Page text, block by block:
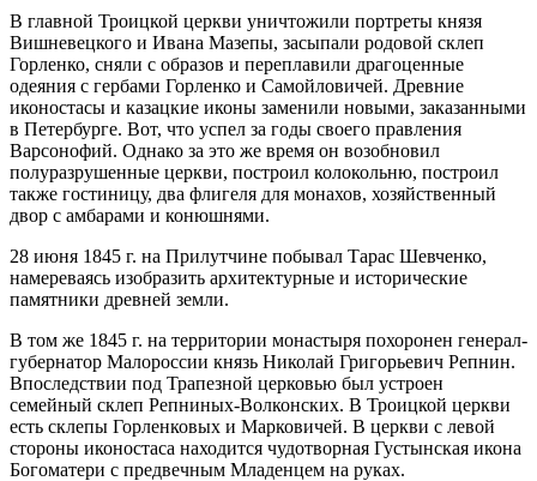
В главной Троицкой церкви уничтожили портреты князя
Вишневецкого и Ивана Мазепы, засыпали родовой склеп
Горленко, сняли с образов и переплавили драгоценные
одеяния с гербами Горленко и Самойловичей. Древние
иконостасы и казацкие иконы заменили новыми, заказанными
в Петербурге. Вот, что успел за годы своего правления
Варсонофий. Однако за это же время он возобновил
полуразрушенные церкви, построил колокольню, построил
также гостиницу, два флигеля для монахов, хозяйственный
двор с амбарами и конюшнями.
28 июня 1845 г. на Прилутчине побывал Тарас Шевченко,
намереваясь изобразить архитектурные и исторические
памятники древней земли.
В том же 1845 г. на территории монастыря похоронен генерал-
губернатор Малороссии князь Николай Григорьевич Репнин.
Впоследствии под Трапезной церковью был устроен
семейный склеп Репниных-Волконских. В Троицкой церкви
есть склепы Горленковых и Марковичей. В церкви с левой
стороны иконостаса находится чудотворная Густынская икона
Богоматери с предвечным Младенцем на руках.